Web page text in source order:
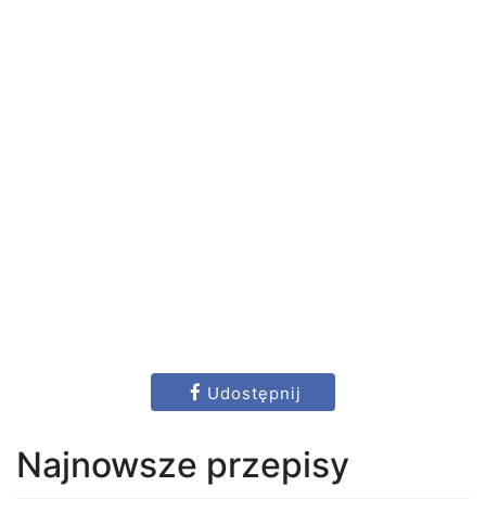
Udostępnij
Najnowsze przepisy